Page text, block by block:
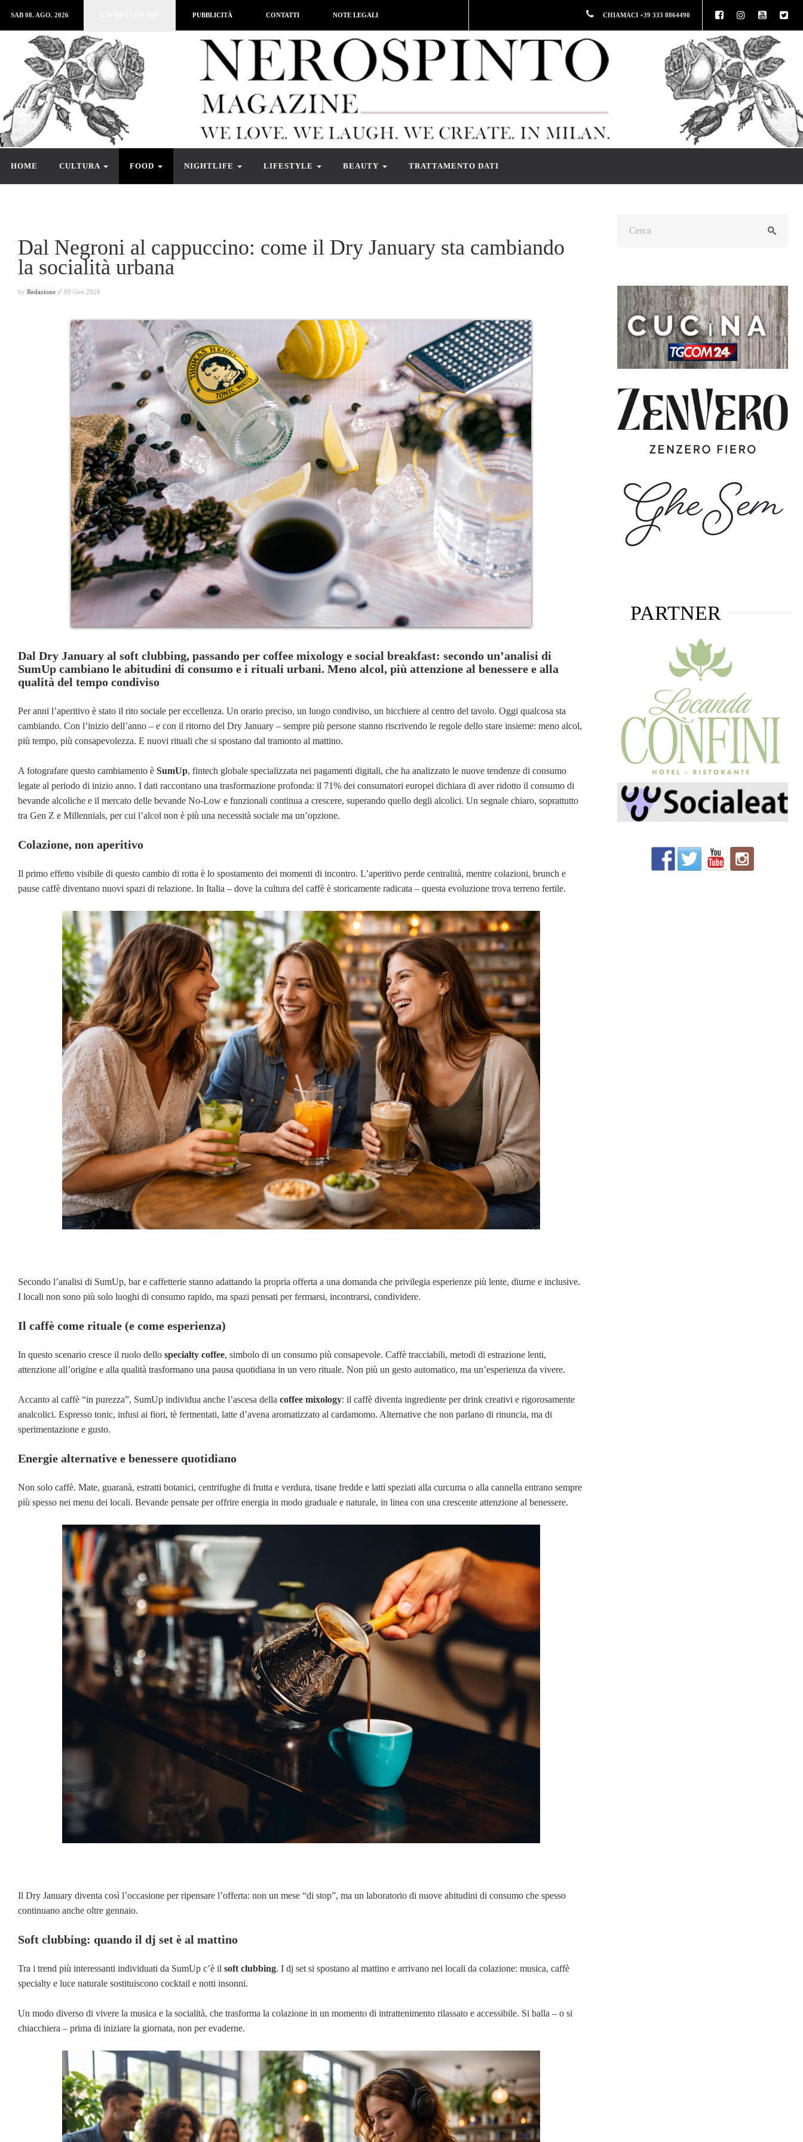
SAB 08. AGO. 2026 PUBBLICITÀ CONTATTI NOTE LEGALI CHIAMACI +39 333 8864490
HOME CULTURA FOOD NIGHTLIFE LIFESTYLE BEAUTY TRATTAMENTO DATI
Dal Negroni al cappuccino: come il Dry January sta cambiando
la socialità urbana
by Redazione ⁄ 09 Gen 2026
Dal Dry January al soft clubbing, passando per coffee mixology e social breakfast: secondo un’analisi di
SumUp cambiano le abitudini di consumo e i rituali urbani. Meno alcol, più attenzione al benessere e alla
qualità del tempo condiviso
Per anni l’aperitivo è stato il rito sociale per eccellenza. Un orario preciso, un luogo condiviso, un bicchiere al centro del tavolo. Oggi qualcosa sta
cambiando. Con l’inizio dell’anno – e con il ritorno del Dry January – sempre più persone stanno riscrivendo le regole dello stare insieme: meno alcol,
più tempo, più consapevolezza. E nuovi rituali che si spostano dal tramonto al mattino.
A fotografare questo cambiamento è SumUp, fintech globale specializzata nei pagamenti digitali, che ha analizzato le nuove tendenze di consumo
legate al periodo di inizio anno. I dati raccontano una trasformazione profonda: il 71% dei consumatori europei dichiara di aver ridotto il consumo di
bevande alcoliche e il mercato delle bevande No-Low e funzionali continua a crescere, superando quello degli alcolici. Un segnale chiaro, soprattutto
tra Gen Z e Millennials, per cui l’alcol non è più una necessità sociale ma un’opzione.
Colazione, non aperitivo
Il primo effetto visibile di questo cambio di rotta è lo spostamento dei momenti di incontro. L’aperitivo perde centralità, mentre colazioni, brunch e
pause caffè diventano nuovi spazi di relazione. In Italia – dove la cultura del caffè è storicamente radicata – questa evoluzione trova terreno fertile.
Secondo l’analisi di SumUp, bar e caffetterie stanno adattando la propria offerta a una domanda che privilegia esperienze più lente, diurne e inclusive.
I locali non sono più solo luoghi di consumo rapido, ma spazi pensati per fermarsi, incontrarsi, condividere.
Il caffè come rituale (e come esperienza)
In questo scenario cresce il ruolo dello specialty coffee, simbolo di un consumo più consapevole. Caffè tracciabili, metodi di estrazione lenti,
attenzione all’origine e alla qualità trasformano una pausa quotidiana in un vero rituale. Non più un gesto automatico, ma un’esperienza da vivere.
Accanto al caffè “in purezza”, SumUp individua anche l’ascesa della coffee mixology: il caffè diventa ingrediente per drink creativi e rigorosamente
analcolici. Espresso tonic, infusi ai fiori, tè fermentati, latte d’avena aromatizzato al cardamomo. Alternative che non parlano di rinuncia, ma di
sperimentazione e gusto.
Energie alternative e benessere quotidiano
Non solo caffè. Mate, guaranà, estratti botanici, centrifughe di frutta e verdura, tisane fredde e latti speziati alla curcuma o alla cannella entrano sempre
più spesso nei menu dei locali. Bevande pensate per offrire energia in modo graduale e naturale, in linea con una crescente attenzione al benessere.
Il Dry January diventa così l’occasione per ripensare l’offerta: non un mese “di stop”, ma un laboratorio di nuove abitudini di consumo che spesso
continuano anche oltre gennaio.
Soft clubbing: quando il dj set è al mattino
Tra i trend più interessanti individuati da SumUp c’è il soft clubbing. I dj set si spostano al mattino e arrivano nei locali da colazione: musica, caffè
specialty e luce naturale sostituiscono cocktail e notti insonni.
Un modo diverso di vivere la musica e la socialità, che trasforma la colazione in un momento di intrattenimento rilassato e accessibile. Si balla – o si
chiacchiera – prima di iniziare la giornata, non per evaderne.
PARTNER